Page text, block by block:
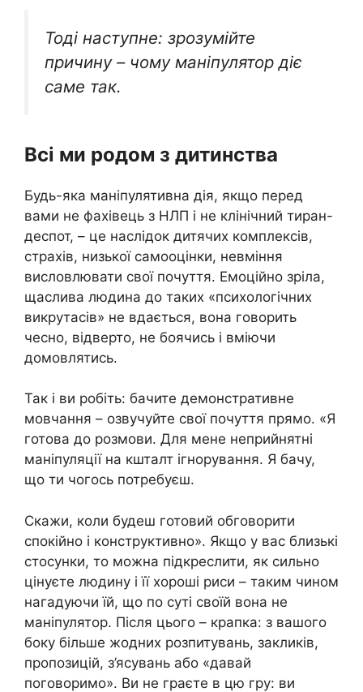
Тоді наступне: зрозумійте
причину – чому маніпулятор діє
саме так.
Всі ми родом з дитинства
Будь-яка маніпулятивна дія, якщо перед
вами не фахівець з НЛП і не клінічний тиран-
деспот, – це наслідок дитячих комплексів,
страхів, низької самооцінки, невміння
висловлювати свої почуття. Емоційно зріла,
щаслива людина до таких «психологічних
викрутасів» не вдається, вона говорить
чесно, відверто, не боячись і вміючи
домовлятись.
Так і ви робіть: бачите демонстративне
мовчання – озвучуйте свої почуття прямо. «Я
готова до розмови. Для мене неприйнятні
маніпуляції на кшталт ігнорування. Я бачу,
що ти чогось потребуєш.
Скажи, коли будеш готовий обговорити
спокійно і конструктивно». Якщо у вас близькі
стосунки, то можна підкреслити, як сильно
цінуєте людину і її хороші риси – таким чином
нагадуючи їй, що по суті своїй вона не
маніпулятор. Після цього – крапка: з вашого
боку більше жодних розпитувань, закликів,
пропозицій, з’ясувань або «давай
поговоримо». Ви не граєте в цю гру: ви